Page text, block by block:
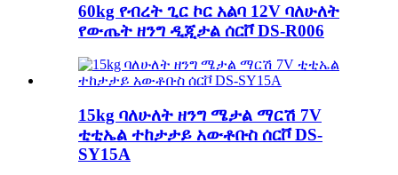
60kg የብረት ጊር ኮር አልባ 12V ባለሁለት
የውጤት ዘንግ ዲጂታል ሰርቮ DS-R006
15kg ባለሁለት ዘንግ ሜታል ማርሽ 7V
ቲቲኤል ተከታታይ አውቶቡስ ሰርቮ DS-
SY15A